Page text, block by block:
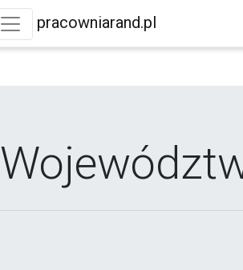
pracowniarand.pl